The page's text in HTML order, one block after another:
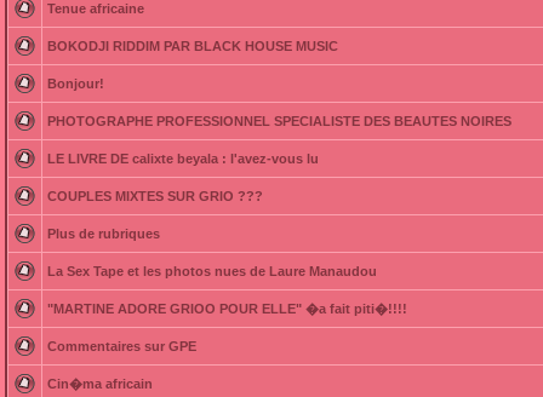
Tenue africaine
BOKODJI RIDDIM PAR BLACK HOUSE MUSIC
Bonjour!
PHOTOGRAPHE PROFESSIONNEL SPECIALISTE DES BEAUTES NOIRES
LE LIVRE DE calixte beyala : l'avez-vous lu
COUPLES MIXTES SUR GRIO ???
Plus de rubriques
La Sex Tape et les photos nues de Laure Manaudou
"MARTINE ADORE GRIOO POUR ELLE" �a fait piti�!!!!
Commentaires sur GPE
Cin�ma africain